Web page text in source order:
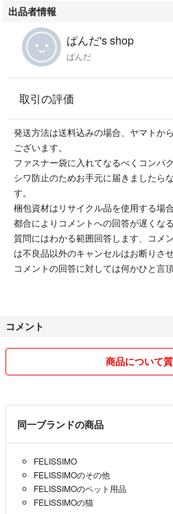
出品者情報
ぱんだ's shop
ぱんだ
取引の評価
発送方法は送料込みの場合、ヤマトか
ございます。
ファスナー袋に入れてなるべくコンパ
シワ防止のためお手元に届きましたら
す。
梱包資材はリサイクル品を使用する場
都合によりコメントへの回答が遅くな
質問にはわかる範囲回答します、コメ
は不良品以外のキャンセルはお断りさ
コメントの回答に対しては何かひと言
値下処分、最終処分値下げしてある物
値下げ交渉成立後や値下げ依頼に応じ
方を優先させて頂きます。
コメント
商品について
同一ブランドの商品
FELISSIMO
FELISSIMOのその他
FELISSIMOのペット用品
FELISSIMOの猫